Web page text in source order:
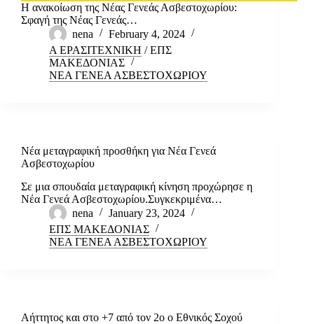
Η ανακοίωση της Νέας Γενεάς Ασβεστοχωρίου:
Σφαγή της Νέας Γενεάς…
nena
February 4, 2024
Α ΕΡΑΣΙΤΕΧΝΙΚΗ /ΕΠΣ
ΜΑΚΕΔΟΝΙΑΣ
ΝΕΑ ΓΕΝΕΑ ΑΣΒΕΣΤΟΧΩΡΙΟΥ
Νέα μεταγραφική προσθήκη για Νέα Γενεά
Ασβεστοχωρίου
Σε μια σπουδαία μεταγραφική κίνηση προχώρησε η
Νέα Γενεά Ασβεστοχωρίου.Συγκεκριμένα…
nena
January 23, 2024
ΕΠΣ ΜΑΚΕΔΟΝΙΑΣ
ΝΕΑ ΓΕΝΕΑ ΑΣΒΕΣΤΟΧΩΡΙΟΥ
Αήττητος και στο +7 από τον 2ο ο Εθνικός Σοχού